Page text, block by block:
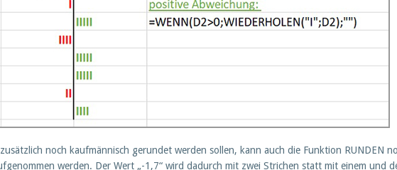
noch kaufmännisch gerundet werden sollen, kann auch die Funktion RUNDEN
werden. Der Wert „-1,7“ wird dadurch mit zwei Strichen statt mit einem und